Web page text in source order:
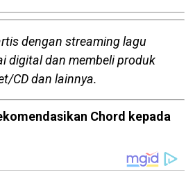
dengan streaming lagu
digital dan membeli produk
CD dan lainnya.
Chord kepada